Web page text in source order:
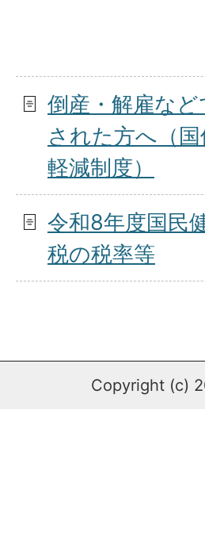
倒産・解雇など
された方へ（
軽減制度）
令和8年度国民
税の税率等
Copyright (c)